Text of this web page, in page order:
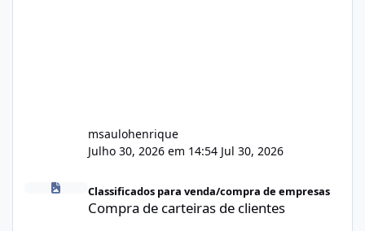
msaulohenrique
Julho 30, 2026 em 14:54 Jul 30, 2026
Compra de carteiras de clientes
Classificados para venda/compra de empresas
Compra de carteiras de clientes